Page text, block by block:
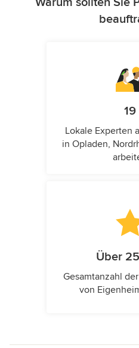
19
Lokale Experten
in Opladen,
Über
Gesamtanzahl
von